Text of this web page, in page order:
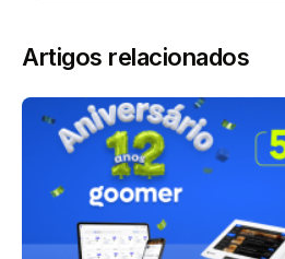
Artigos relacionados